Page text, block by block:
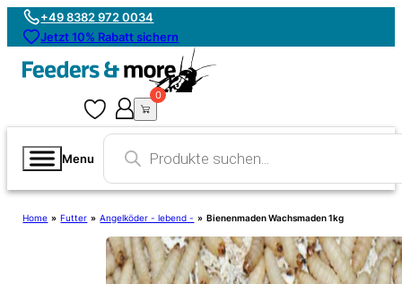
+49 8382 972 0034
Jetzt 10% Rabatt sichern
0
Menu
Products
search
Home » Futter » Angelköder - lebend - » Bienenmaden Wachsmaden 1kg